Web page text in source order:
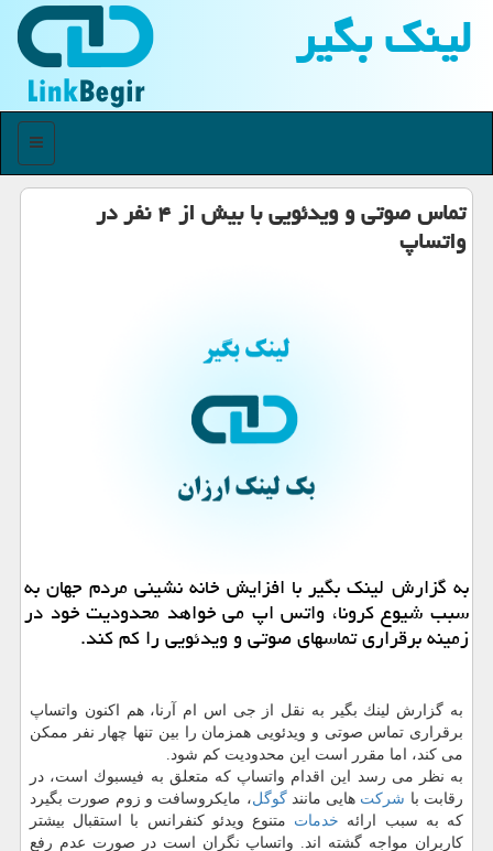
لینك بگیر
منو
تماس صوتی و ویدئویی با بیش از ۴ نفر در
واتساپ
به گزارش لینك بگیر با افزایش خانه نشینی مردم جهان به
سبب شیوع كرونا، واتس اپ می خواهد محدودیت خود در
زمینه برقراری تماسهای صوتی و ویدئویی را كم كند.
به گزارش لینك بگیر به نقل از جی اس ام آرنا، هم اكنون واتساپ
برقراری تماس صوتی و ویدئویی همزمان را بین تنها چهار نفر ممكن
می كند، اما مقرر است این محدودیت كم شود.
به نظر می رسد این اقدام واتساپ كه متعلق به فیسبوك است، در
رقابت با شركت هایی مانندگوگل، مایكروسافت و زوم صورت بگیرد
كه به سبب ارائه خدمات متنوع ویدئو كنفرانس با استقبال بیشتر
كاربران مواجه گشته اند. واتساپ نگران است در صورت عدم رفع